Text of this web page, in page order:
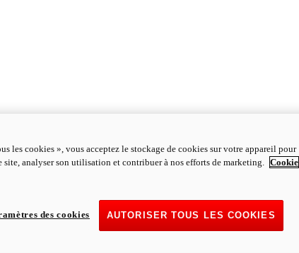
les cookies », vous acceptez le stockage de cookies sur votre appareil pour
analyser son utilisation et contribuer à nos efforts de marketing. Cookie
AUTORISER TOUS LES COOKIES
des cookies